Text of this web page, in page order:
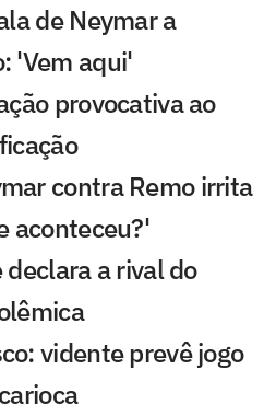
de Neymar a
'Vem aqui'
provocativa ao
contra Remo irrita
aconteceu?'
declara a rival do
vidente prevê jogo